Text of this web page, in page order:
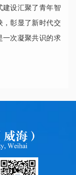
建设汇聚了青年智
，彰显了新时代交
一次凝聚共识的求